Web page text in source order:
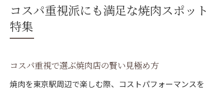
コスパ重視派にも満足な焼肉スポット
特集
コスパ重視で選ぶ焼肉店の賢い見極め方
焼肉を東京駅周辺で楽しむ際、コストパフォーマンスを